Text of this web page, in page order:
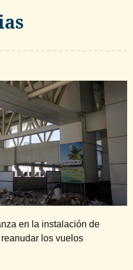
en la instalación de
los vuelos